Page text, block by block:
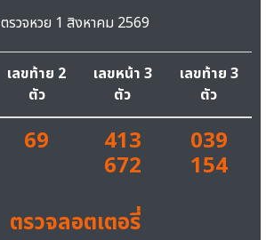
ตรวจหวย 1 สิงหาคม 2569
เลขท้าย 2
ตัว
เลขหน้า 3
ตัว
เลขท้าย 3
ตัว
69 413
672
039
154
ตรวจลอตเตอรี่